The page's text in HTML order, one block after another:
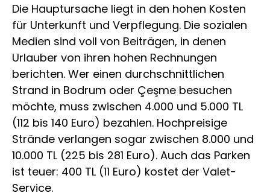
Die Hauptursache liegt in den hohen Kosten
für Unterkunft und Verpflegung. Die sozialen
Medien sind voll von Beiträgen, in denen
Urlauber von ihren hohen Rechnungen
berichten. Wer einen durchschnittlichen
Strand in Bodrum oder Çeşme besuchen
möchte, muss zwischen 4.000 und 5.000 TL
(112 bis 140 Euro) bezahlen. Hochpreisige
Strände verlangen sogar zwischen 8.000 und
10.000 TL (225 bis 281 Euro). Auch das Parken
ist teuer: 400 TL (11 Euro) kostet der Valet-
Service.